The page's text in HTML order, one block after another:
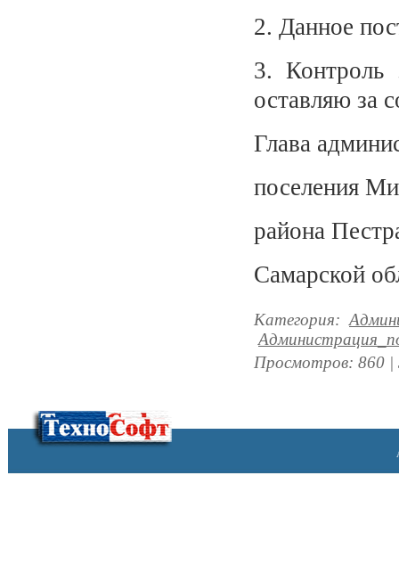
2. Данное
3. Контроль
оставляю за
Глава
поселения
района
Самарской
Категория:
Просмотров: 860 |